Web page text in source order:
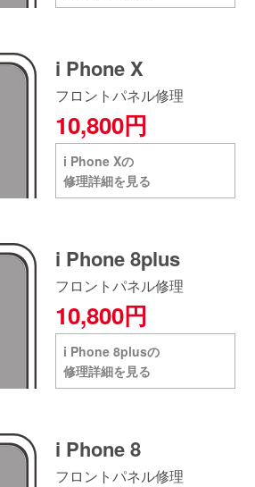
i Phone X
フロントパネル修理
10,800円
i Phone Xの
修理詳細を見る
i Phone 8plus
フロントパネル修理
10,800円
i Phone 8plusの
修理詳細を見る
i Phone 8
フロントパネル修理